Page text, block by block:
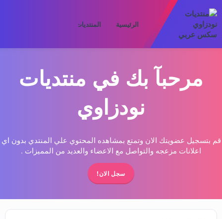
الرئيسية المنتديات
مرحبآ بك في منتديات
نودزاوي
قم بتسجيل عضويتك الان وتمتع بمشاهده المحتوي علي المنتدي بدون اي
اعلانات مزعجه والتواصل مع الاعضاء والعديد من المميزات .
سجل الان!